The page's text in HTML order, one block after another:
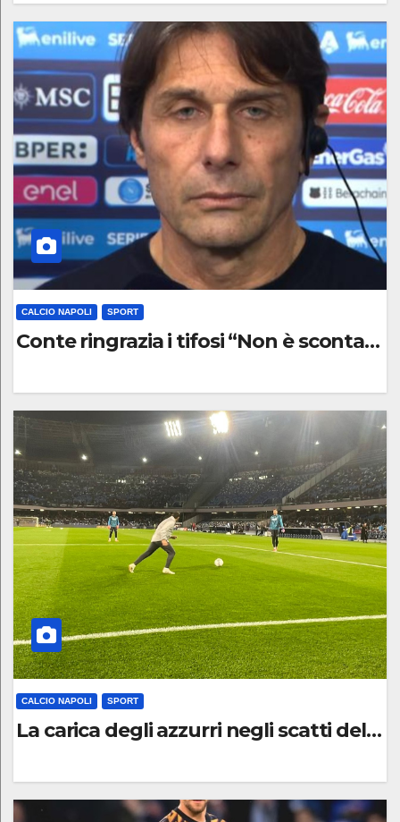
0
C
O
M
M
E
N
T
O
CALCIO NAPOLI SPORT
Conte ringrazia i tifosi “Non è scontato
0
C
M
M
E
N
O
CALCIO NAPOLI SPORT
La carica degli azzurri negli scatti del
0
C